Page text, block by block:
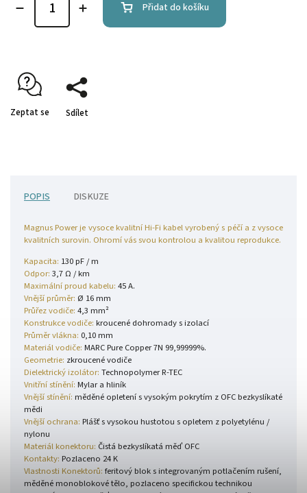
Přidat do košíku
Zeptat se Sdílet
POPIS DISKUZE
Magnus Power je vysoce kvalitní Hi-Fi kabel vyrobený s péčí a z vysoce
kvalitních surovin. Ohromí vás svou kontrolou a kvalitou reprodukce.
Kapacita: 130 pF / m
Odpor: 3,7 Ω / km
Maximální proud kabelu: 45 A.
Vnější průměr: Ø 16 mm
Průřez vodiče: 4,3 mm²
Konstrukce vodiče: kroucené dohromady s izolací
Průměr vlákna: 0,10 mm
Materiál vodiče: MARC Pure Copper 7N 99,99999%.
Geometrie: zkroucené vodiče
Dielektrický izolátor: Technopolymer R-TEC
Vnitřní stínění: Mylar a hliník
Vnější stínění: měděné opletení s vysokým pokrytím z OFCbezkyslíkaté
mědi
Vnější ochrana: Plášť s vysokou hustotou s opletem z polyetylénu /
nylonu
Materiál konektoru: Čistá bezkyslíkatá měď OFC
Kontakty: Pozlaceno 24 K
Vlastnosti Konektorů: feritový blok s integrovaným potlačením rušení,
měděné monoblokové tělo, pozlaceno specifickou technikou